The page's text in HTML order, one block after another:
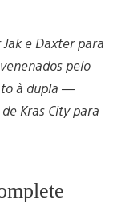
e Daxter para
pelo
à dupla —
Kras City para